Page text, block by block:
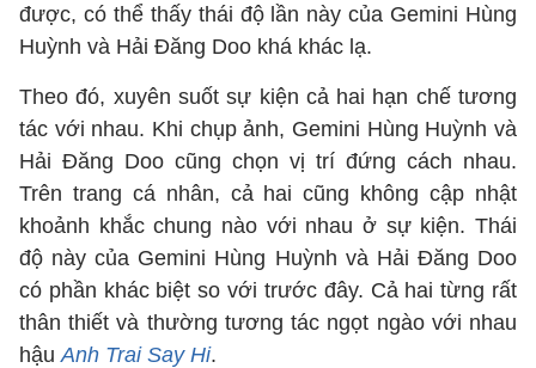
được, có thể thấy thái độ lần này của Gemini Hùng
Huỳnh và Hải Đăng Doo khá khác lạ.
Theo đó, xuyên suốt sự kiện cả hai hạn chế tương
tác với nhau. Khi chụp ảnh, Gemini Hùng Huỳnh và
Hải Đăng Doo cũng chọn vị trí đứng cách nhau.
Trên trang cá nhân, cả hai cũng không cập nhật
khoảnh khắc chung nào với nhau ở sự kiện. Thái
độ này của Gemini Hùng Huỳnh và Hải Đăng Doo
có phần khác biệt so với trước đây. Cả hai từng rất
thân thiết và thường tương tác ngọt ngào với nhau
hậuAnh Trai Say Hi.